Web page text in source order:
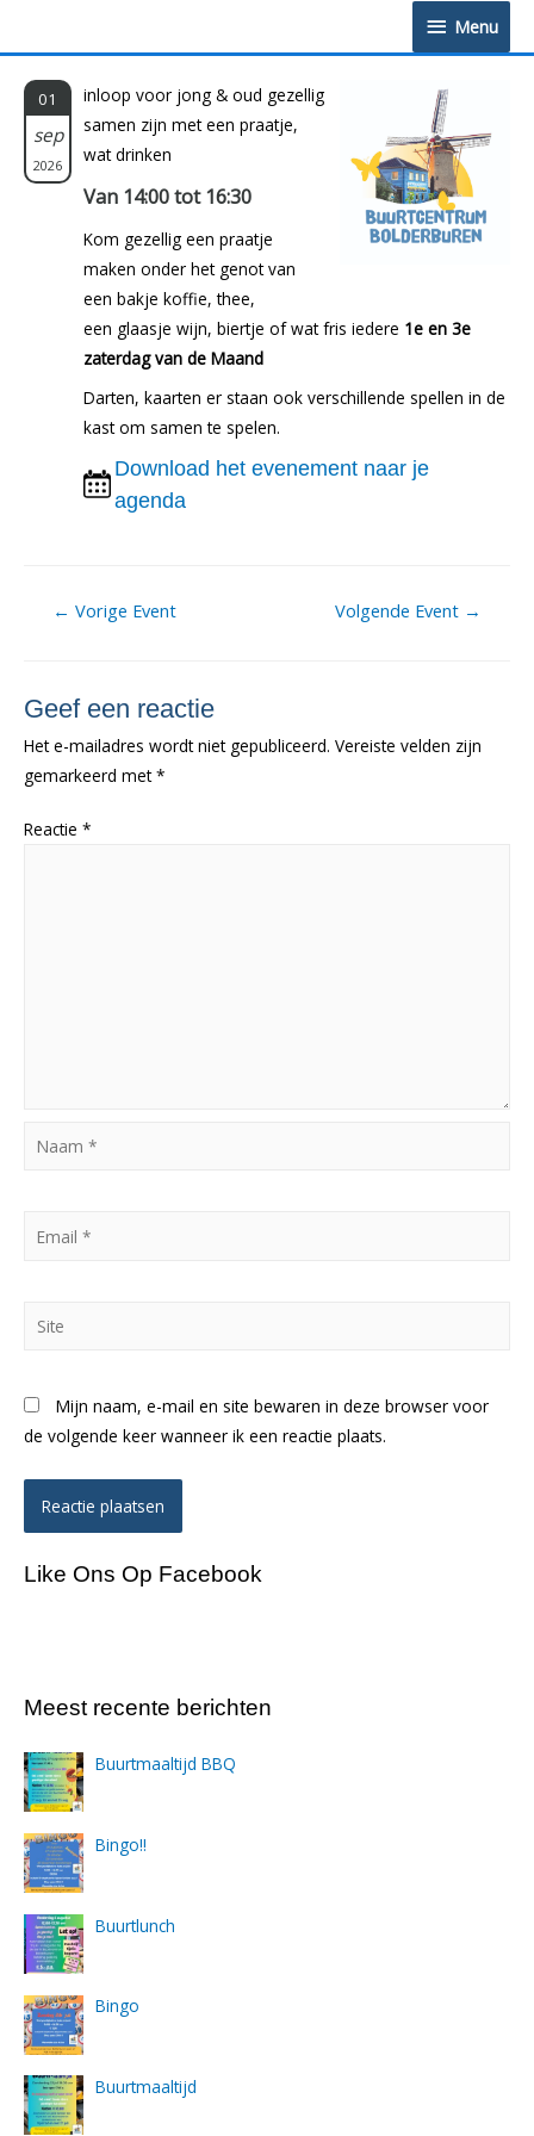
Menu
Menu
01
sep
2026
inloop voor jong & oud gezellig
samen zijn met een praatje,
wat drinken
Van 14:00 tot 16:30
Kom gezellig een praatje
maken onder het genot van
een bakje koffie, thee,
een glaasje wijn, biertje of wat fris iedere 1e en 3e
zaterdag van de Maand
Darten, kaarten er staan ook verschillende spellen in de
kast om samen te spelen.
Download het evenement naar je
agenda
Berichtnavigatie
← Vorige Event Volgende Event →
Geef een reactie
Het e-mailadres wordt niet gepubliceerd. Vereiste velden zijn
gemarkeerd met*
Reactie *
Naam
Mijn naam, e-mail en site bewaren in deze browser voor
de volgende keer wanneer ik een reactie plaats.
Like Ons Op Facebook
Meest recente berichten
Buurtmaaltijd BBQ
Bingo!!
Buurtlunch
Bingo
Buurtmaaltijd